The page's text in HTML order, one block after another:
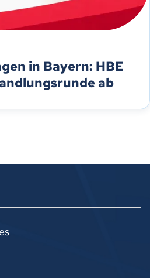
in Bayern: HBE
ab